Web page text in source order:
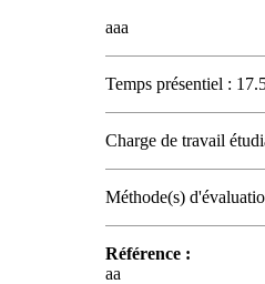
aaa
Temps présentiel :
Charge de travail
Méthode(s)
Référence :
aa